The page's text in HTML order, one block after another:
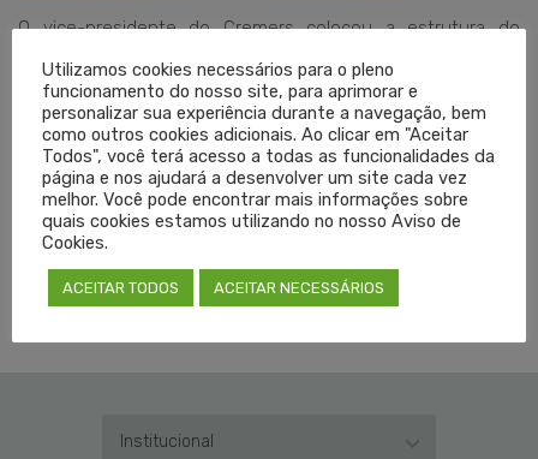
O vice-presidente do Cremers colocou a estrutura do
Conselho, por meio das Câmaras Técnicas e do Grupo de
Trabalho para Enfrentamento à Covid-19, à disposição do
Poder Judiciário para fornecer subsídios e informações
técnicas.
TAGGED EM: COVID-19 RS
PRESOS COM COVID ,TJRS,TRIBUNAL DE JUSTIÇA
Institucional
Utilizamos cookies necessários para o pleno
funcionamento do nosso site, para aprimorar e
personalizar sua experiência durante a navegação, bem
como outros cookies adicionais. Ao clicar em "Aceitar
Todos", você terá acesso a todas as funcionalidades da
página e nos ajudará a desenvolver um site cada vez
melhor. Você pode encontrar mais informações sobre
quais cookies estamos utilizando no nosso Aviso de
Cookies.
ACEITAR TODOS ACEITAR NECESSÁRIOS